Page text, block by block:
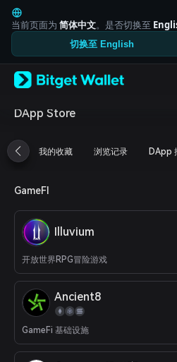
English
日本語
Tiếng Việt
Русский
Español (Latinoamérica)
Türkçe
Français
简体中文
繁體中文
Bahasa Indonesia
العربية
Español
Português (Brasil)
Español (Argentina)
当前页面为 简体中文。是否切换至
切换至 English
DApp Store
我的收藏 浏览记录 DApp
GameFI
Illuvium
开放世界RPG冒险游戏
Ancient8
GameFi 基础设施